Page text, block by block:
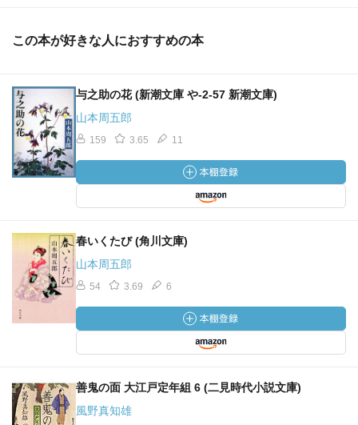
この本が好きな人におすすめの本
与之助の花 (新潮文庫 や-2-57 新潮文庫)
山本周五郎
159 3.65 11
春いくたび (角川文庫)
山本周五郎
54 3.69 6
善鬼の面 大江戸定年組 6 (二見時代小説文庫)
風野真知雄